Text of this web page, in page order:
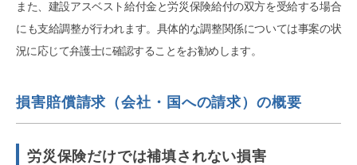
また、建設アスベスト給付金と労災保険給付の双方を受給する場合
にも支給調整が行われます。具体的な調整関係については事案の状
況に応じて弁護士に確認することをお勧めします。
損害賠償請求（会社・国への請求）の概要
労災保険だけでは補填されない損害